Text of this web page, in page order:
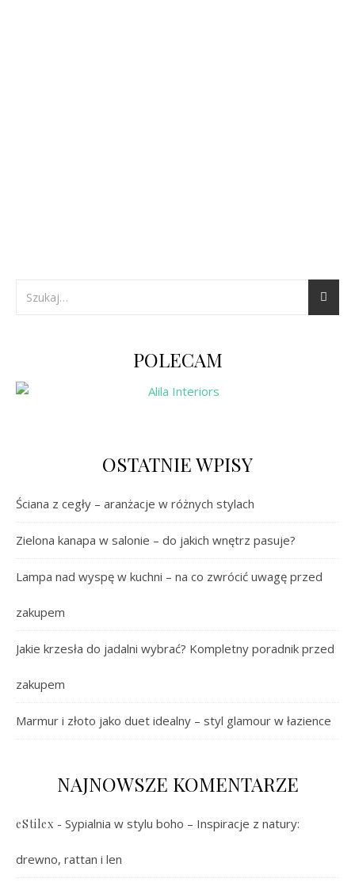
POLECAM
OSTATNIE WPISY
Ściana z cegły – aranżacje w różnych stylach
Zielona kanapa w salonie – do jakich wnętrz pasuje?
Lampa nad wyspę w kuchni – na co zwrócić uwagę przed
zakupem
Jakie krzesła do jadalni wybrać? Kompletny poradnik przed
zakupem
Marmur i złoto jako duet idealny – styl glamour w łazience
NAJNOWSZE KOMENTARZE
eStilex - Sypialnia w stylu boho – Inspiracje z natury:
drewno, rattan i len